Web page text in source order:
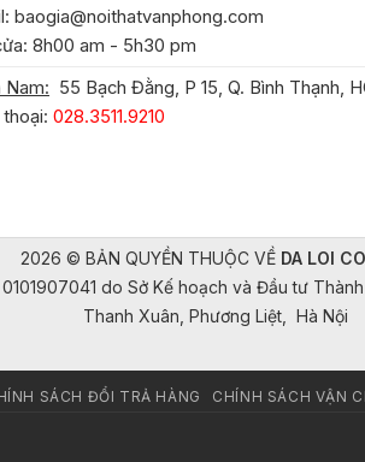
baogia@noithatvanphong.com
8h00 am - 5h30 pm
Nam: 55 Bạch Đằng, P 15, Q. Bình Thạnh,
028.3511.9210
2026 © BẢN QUYỀN THUỘC VỀ DA LOI
do Sở Kế hoạch và Đầu tư
Thanh Xuân, Phương Liệt, Hà Nội
SÁCH ĐỔI TRẢ HÀNG CHÍNH SÁCH VẬN